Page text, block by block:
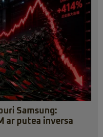
Samsung:
ar putea inversa